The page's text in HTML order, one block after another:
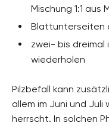
Mischung 1:1 aus
Blattunterseiten
zwei- bis dreimal
wiederholen
Pilzbefall kann
allem im Juni und
herrscht. In solchen